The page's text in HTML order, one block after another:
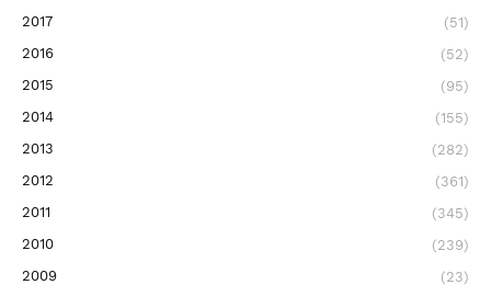
2017
(51)
2016
(52)
2015
(95)
2014
(155)
2013
(282)
2012
(361)
2011
(345)
2010
(239)
2009
(23)